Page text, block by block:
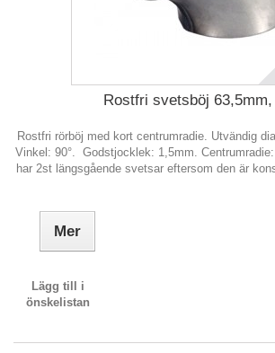
Rostfri svetsböj 63,5mm,
Rostfri rörböj med kort centrumradie. Utvändig
Vinkel: 90°. Godstjocklek: 1,5mm. Centrumradie:
har 2st längsgående svetsar eftersom den är
Mer
Lägg till i
önskelistan